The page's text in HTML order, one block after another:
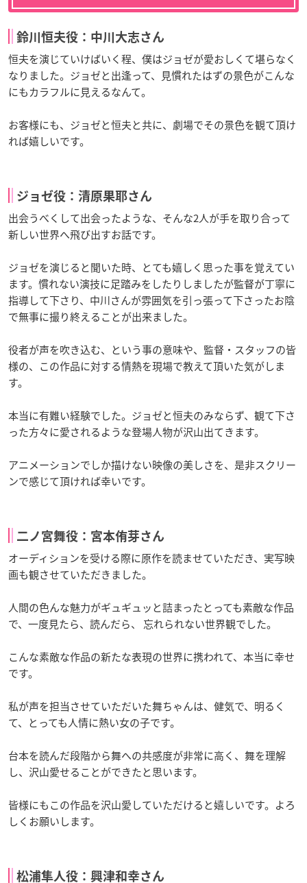
鈴川恒夫役：中川大志さん
恒夫を演じていけばいく程、僕はジョゼが愛おしくて堪らなく
なりました。ジョゼと出逢って、見慣れたはずの景色がこんな
にもカラフルに見えるなんて。
お客様にも、ジョゼと恒夫と共に、劇場でその景色を観て頂け
れば嬉しいです。
ジョゼ役：清原果耶さん
出会うべくして出会ったような、そんな2人が手を取り合って
新しい世界へ飛び出すお話です。
ジョゼを演じると聞いた時、とても嬉しく思った事を覚えてい
ます。慣れない演技に足踏みをしたりしましたが監督が丁寧に
指導して下さり、中川さんが雰囲気を引っ張って下さったお陰
で無事に撮り終えることが出来ました。
役者が声を吹き込む、という事の意味や、監督・スタッフの皆
様の、この作品に対する情熱を現場で教えて頂いた気がしま
す。
本当に有難い経験でした。ジョゼと恒夫のみならず、観て下さ
った方々に愛されるような登場人物が沢山出てきます。
アニメーションでしか描けない映像の美しさを、是非スクリー
ンで感じて頂ければ幸いです。
二ノ宮舞役：宮本侑芽さん
オーディションを受ける際に原作を読ませていただき、実写映
画も観させていただきました。
人間の色んな魅力がギュギュッと詰まったとっても素敵な作品
で、一度見たら、読んだら、 忘れられない世界観でした。
こんな素敵な作品の新たな表現の世界に携われて、本当に幸せ
です。
私が声を担当させていただいた舞ちゃんは、健気で、明るく
て、とっても人情に熱い女の子です。
台本を読んだ段階から舞への共感度が非常に高く、舞を理解
し、沢山愛せることができたと思います。
皆様にもこの作品を沢山愛していただけると嬉しいです。よろ
しくお願いします。
松浦隼人役：興津和幸さん